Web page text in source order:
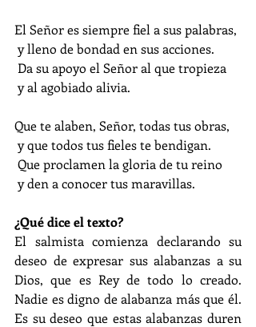
El Señor es siempre fiel a sus palabras,
y lleno de bondad en sus acciones.
Da su apoyo el Señor al que tropieza
y al agobiado alivia.
Que te alaben, Señor, todas tus obras,
y que todos tus fieles te bendigan.
Que proclamen la gloria de tu reino
y den a conocer tus maravillas.
¿Qué dice el texto?
El salmista comienza declarando su
deseo de expresar sus alabanzas a su
Dios, que es Rey de todo lo creado.
Nadie es digno de alabanza más que él.
Es su deseo que estas alabanzas duren